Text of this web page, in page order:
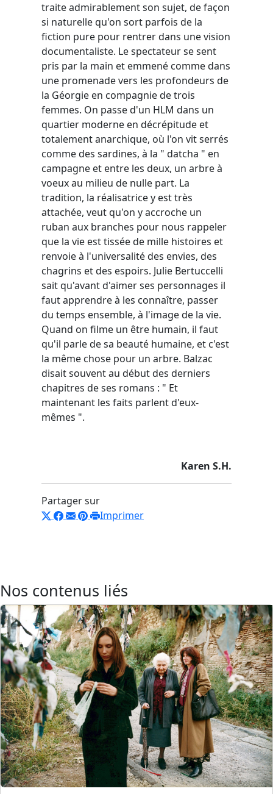
traite admirablement son sujet, de façon
si naturelle qu'on sort parfois de la
fiction pure pour rentrer dans une vision
documentaliste. Le spectateur se sent
pris par la main et emmené comme dans
une promenade vers les profondeurs de
la Géorgie en compagnie de trois
femmes. On passe d'un HLM dans un
quartier moderne en décrépitude et
totalement anarchique, où l'on vit serrés
comme des sardines, à la " datcha " en
campagne et entre les deux, un arbre à
voeux au milieu de nulle part. La
tradition, la réalisatrice y est très
attachée, veut qu'on y accroche un
ruban aux branches pour nous rappeler
que la vie est tissée de mille histoires et
renvoie à l'universalité des envies, des
chagrins et des espoirs. Julie Bertuccelli
sait qu'avant d'aimer ses personnages il
faut apprendre à les connaître, passer
du temps ensemble, à l'image de la vie.
Quand on filme un être humain, il faut
qu'il parle de sa beauté humaine, et c'est
la même chose pour un arbre. Balzac
disait souvent au début des derniers
chapitres de ses romans : " Et
maintenant les faits parlent d'eux-
mêmes ".
Karen S.H.
Partager sur
Imprimer
Nos contenus liés